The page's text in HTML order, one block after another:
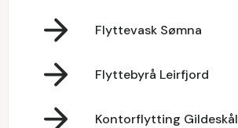
Flyttevask Sømna
Flyttebyrå Leirfjord
Kontorflytting Gildeskål